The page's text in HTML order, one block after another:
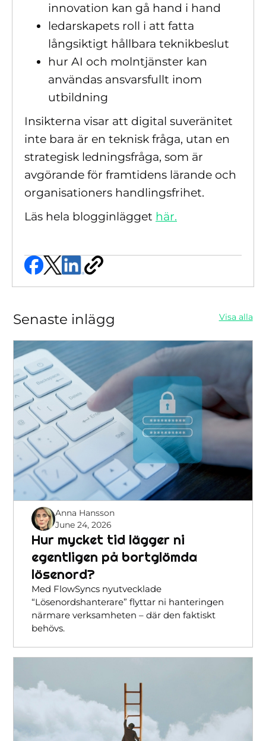
innovation kan gå hand i hand
ledarskapets roll i att fatta
långsiktigt hållbara teknikbeslut
hur AI och molntjänster kan
användas ansvarsfullt inom
utbildning
Insikterna visar att digital suveränitet
inte bara är en teknisk fråga, utan en
strategisk ledningsfråga, som är
avgörande för framtidens lärande och
organisationers handlingsfrihet.
Läs hela blogginlägget här.
Senaste inlägg Visa alla
Anna Hansson
June 24, 2026
Hur mycket tid lägger ni
egentligen på bortglömda
lösenord?
Med FlowSyncs nyutvecklade
“Lösenordshanterare” flyttar ni hanteringen
närmare verksamheten – där den faktiskt
behövs.